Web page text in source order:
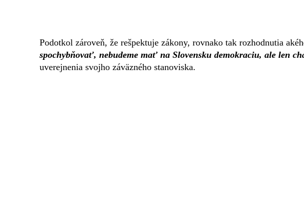
Podotkol zároveň, že rešpektuje zákony, rovnako tak rozhodnutia
spochybňovať, nebudeme mať na Slovensku demokraciu, ale len
uverejnenia svojho záväzného stanoviska.